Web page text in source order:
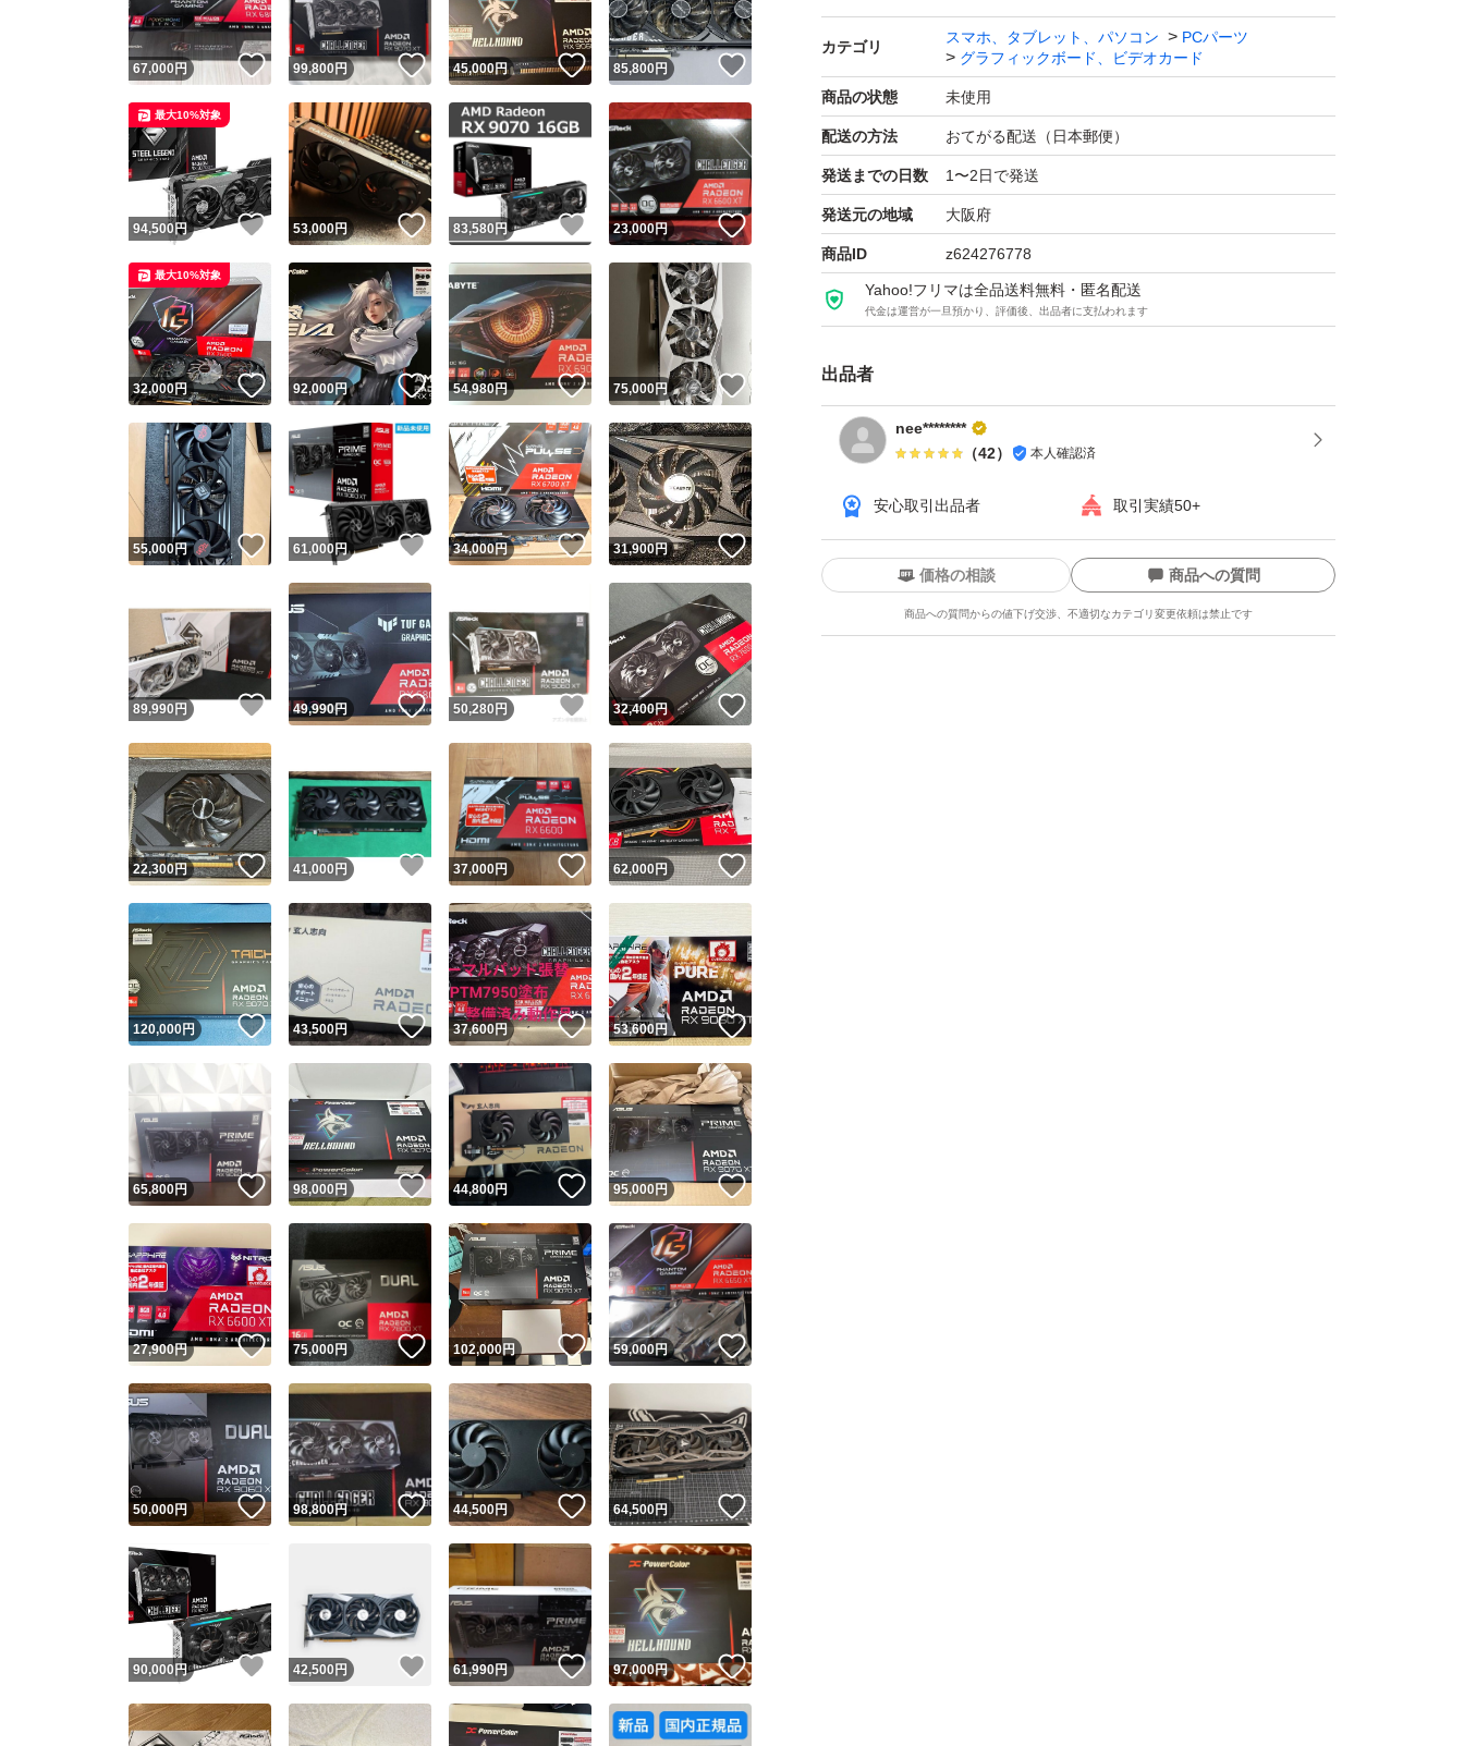
カテゴリ
スマホ、タブレット、パソコン
PCパーツ
グラフィックボード、ビデオカード
商品の状態 未使用
配送の方法 おてがる配送（日本郵便）
発送までの日数 1〜2日で発送
発送元の地域 大阪府
商品ID z624276778
Yahoo!フリマは全品送料無料・匿名配送
代金は運営が一旦預かり、評価後、出品者に支払われます
出品者
nee********
（42） 本人確認済
安心取引出品者 取引実績50+
ユーザーの実績について
Yahoo!フリマが定めた一定の基準を満たしたユーザーにバッジを付与しています
安心取引出品者
安心取引出品者 Yahoo!フリマの基準をクリアした安心・安全なユーザーです
取引実績
取引実績◯+ このユーザーはYahoo!フリマの取引を完了させた実績があります
他フリマ実績◯+ このユーザーは他フリマサービスでの取引実績があります
スピード&安心発送
※このバッジは実績に基づく表示であり、発送を保証しているものではありません
スピード＆安心発送
このユーザーは高頻度で24時間以内＆設定した発送日数内に発送してい
ます
スピード発送 このユーザーは高頻度で24時間以内に発送しています
安心発送 このユーザーは設定した発送日数内に発送しています
価格の相談 商品への質問
商品への質問からの値下げ交渉、不適切なカテゴリ変更依頼は禁止です
この商品の情報をコピーします
商品画像の無断転載は禁止されています
コピーは
1商品につき1回です
出品ページへ
キャンセル
67,000 円 いいね！
99,800円 いいね！
45,000円 いいね！
85,800円
94,500円 いいね！
最大10%対象
53,000円 いいね！
83,580 円 いいね！
23,000円
32,000円 いいね！
最大10%対象
92,000円 いいね！
54,980円 いいね！
75,000円 いいね！
55,000円 いいね！
61,000円 いいね！
34,000円 いいね！
31,900円 いいね！
89,990 円 いいね！
49,990円 いいね！
50,280 円 いいね！
32,400円 いいね！
22,300円 いいね！
41,000 円 いいね！
37,000円 いいね！
62,000円 いいね！
120,000円 いいね！
43,500円 いいね！
37,600円 いいね！
53,600円 いいね！
65,800円 いいね！
98,000 円 いいね！
44,800円 いいね！
95,000円 いいね！
27,900円 いいね！
75,000円 いいね！
102,000円 いいね！
59,000円 いいね！
50,000円 いいね！
98,800円 いいね！
44,500円 いいね！
64,500円 いいね！
90,000円 いいね！
42,500 円 いいね！
61,990円 いいね！
97,000円 いいね！